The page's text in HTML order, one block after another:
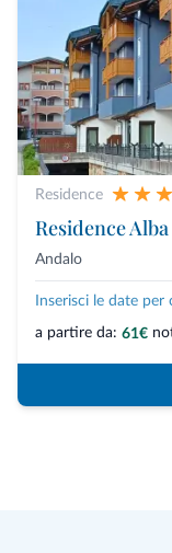
Residence
Residence
Andalo
Inserisci le date
a partire da: 61€